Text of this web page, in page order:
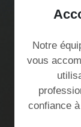
Notre
vous
confiance